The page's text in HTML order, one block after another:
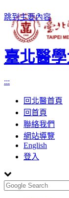
跳到主要內容
臺北醫
:::
回北醫首頁
回首頁
聯絡我們
網站導覽
English
登入